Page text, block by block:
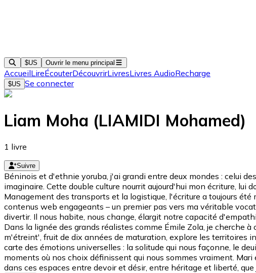
$US Ouvrir le menu principal
AccueilLireÉcouterDécouvrirLivresLivres AudioRecharge
$US Se connecter
Liam Moha (LIAMIDI Mohamed)
1 livre
Suivre
Béninois et d'ethnie yoruba, j'ai grandi entre deux mondes : celui
imaginaire. Cette double culture nourrit aujourd'hui mon écriture,
Management des transports et la logistique, l'écriture a toujours
contenus web engageants – un premier pas vers ma véritable
divertir. Il nous habite, nous change, élargit notre capacité
Dans la lignée des grands réalistes comme Émile Zola, je cherche
m'étreint', fruit de dix années de maturation, explore les territoires
carte des émotions universelles : la solitude qui nous façonne, le
moments où nos choix définissent qui nous sommes vraiment.
dans ces espaces entre devoir et désir, entre héritage et liberté,